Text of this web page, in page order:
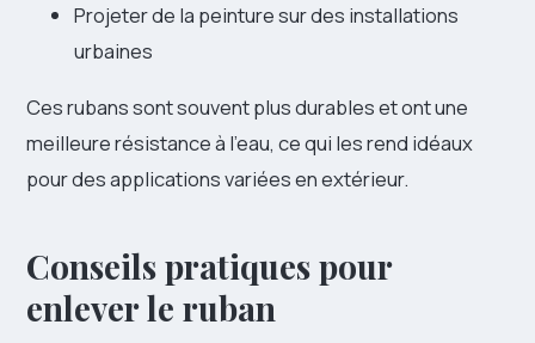
Projeter de la peinture sur des installations
urbaines
Ces rubans sont souvent plus durables et ont une
meilleure résistance à l’eau, ce qui les rend idéaux
pour des applications variées en extérieur.
Conseils pratiques pour
enlever le ruban